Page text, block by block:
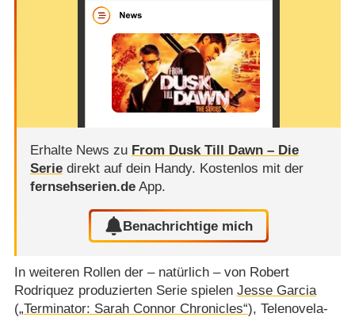
Erhalte News zu From Dusk Till Dawn – Die
Seriedirekt auf dein Handy. Kostenlos mit der
fernsehserien.deApp.
Benachrichtige mich
In weiteren Rollen der – natürlich – von Robert
Rodriquez produzierten Serie spielen Jesse Garcia
(„Terminator: Sarah Connor Chronicles“), Telenovela-